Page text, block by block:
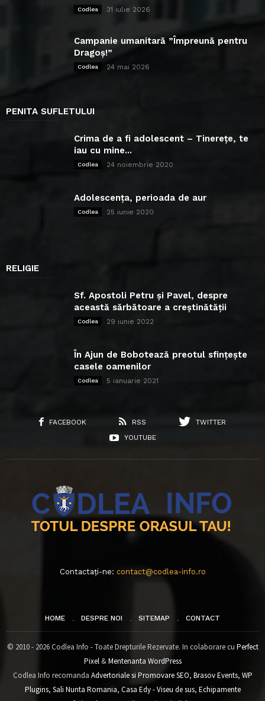
Codlea 31 iulie 2026
Campanie umanitară ”Împreună pentru
Dragoș!”
Codlea 24 mai 2026
PENITA SUFLETULUI
Crima de a fi adolescent – Tinerețe, te
iau cu mine...
Codlea 24 noiembrie 2020
Adolescența, perioada de aur
Codlea 25 iunie 2020
RELIGIE
Sf. Apostoli Petru și Pavel, despre
această sărbătoare a creștinătății
Codlea 29 iunie 2022
În Ajun de Bobotează preotul sfințește
casele oamenilor
Codlea 5 ianuarie 2021
FACEBOOK RSS
TWITTER
YOUTUBE
Contactați-ne: contact@codlea-info.ro
HOME DESPRE NOI SITEMAP CONTACT
© 2010 - 2026 Codlea Info - Toate Drepturile Rezervate. In colaborare cu Perfect
Pixel&Mentenanta WordPress
Codlea Info recomanda Advertoriale si Promovare SEO, Brasov Events, WP
Plugins, Sali Nunta Romania, Casa Edy - Viseu de sus, Echipamente